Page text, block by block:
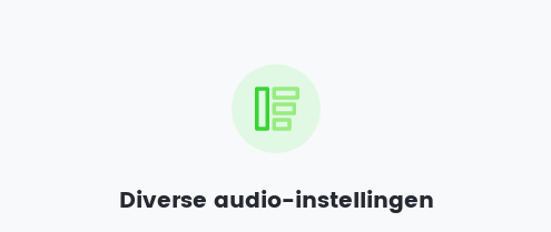
Diverse audio-instellingen